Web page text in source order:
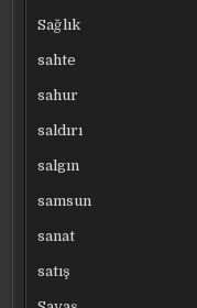
Sağlık
sahte
sahur
saldırı
salgın
samsun
sanat
satış